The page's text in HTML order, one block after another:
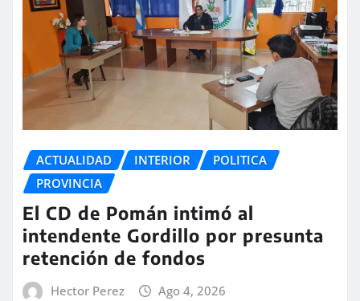
ACTUALIDAD INTERIOR
POLITICA
PROVINCIA
El CD de Pomán intimó al
intendente Gordillo por presunta
retención de fondos
Hector Perez Ago 4, 2026